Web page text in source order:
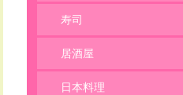
寿司
居酒屋
日本料理